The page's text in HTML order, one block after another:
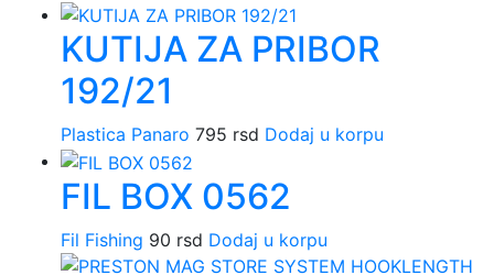
KUTIJA ZA PRIBOR
192/21
Plastica Panaro 795 rsd Dodaj u korpu
FIL BOX 0562
Fil Fishing 90 rsd Dodaj u korpu